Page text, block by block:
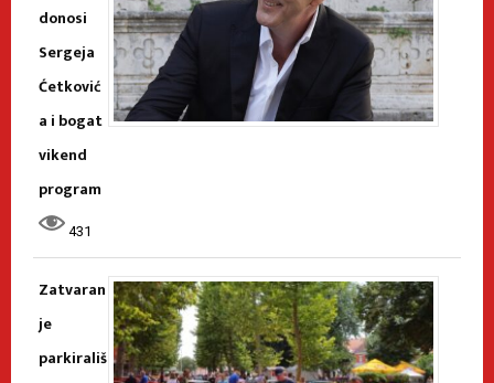
donosi
Sergeja
Ćetković
a i bogat
vikend
program
431
Zatvaran
je
parkirališ